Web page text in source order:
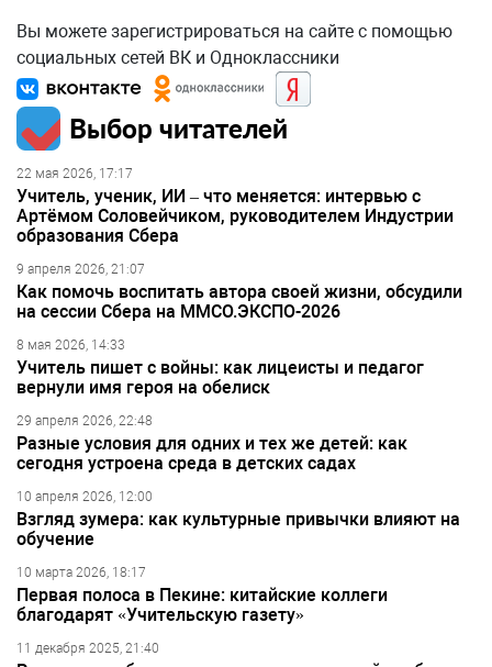
Вы можете зарегистрироваться на сайте с помощью
социальных сетей ВК и Одноклассники
Выбор читателей
22 мая 2026, 17:17
Учитель, ученик, ИИ – что меняется: интервью с
Артёмом Соловейчиком, руководителем Индустрии
образования Сбера
9 апреля 2026, 21:07
Как помочь воспитать автора своей жизни, обсудили
на сессии Сбера на ММСО.ЭКСПО-2026
8 мая 2026, 14:33
Учитель пишет с войны: как лицеисты и педагог
вернули имя героя на обелиск
29 апреля 2026, 22:48
Разные условия для одних и тех же детей: как
сегодня устроена среда в детских садах
10 апреля 2026, 12:00
Взгляд зумера: как культурные привычки влияют на
обучение
10 марта 2026, 18:17
Первая полоса в Пекине: китайские коллеги
благодарят «Учительскую газету»
11 декабря 2025, 21:40